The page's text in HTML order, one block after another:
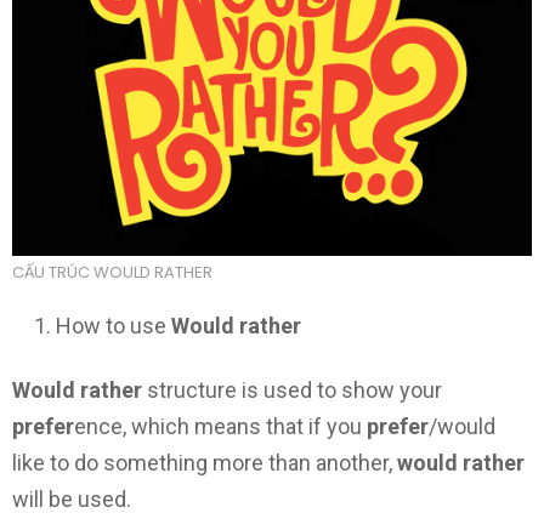
CẤU TRÚC WOULD RATHER
How to use Would rather
Would rather structure is used to show your
preference, which means that if you prefer/would
like to do something more than another,would rather
will be used.